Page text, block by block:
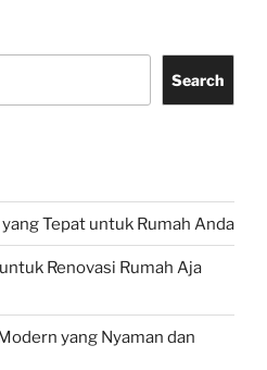
Search
Tepat untuk Rumah Anda
Renovasi Rumah Aja
yang Nyaman dan